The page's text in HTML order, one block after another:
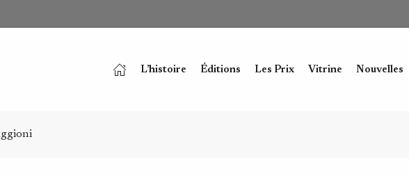
L’histoire Éditions Les Prix Vitrine Nouvelles